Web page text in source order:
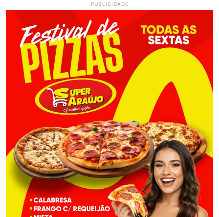
PUBLICIDADE